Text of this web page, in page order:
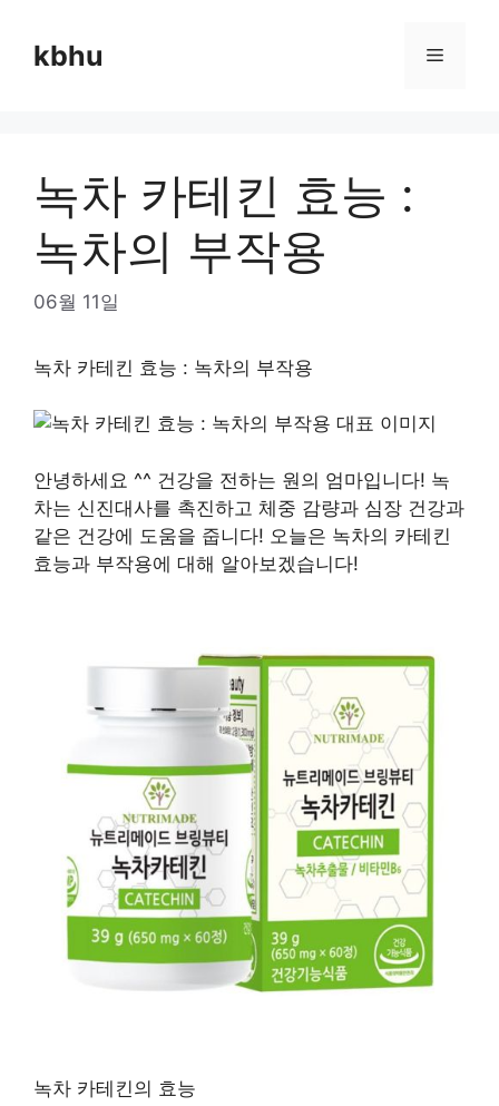
contentkbhu Menu
녹차 카테킨 효능 :
녹차의 부작용
06월 11일
녹차 카테킨 효능 : 녹차의 부작용
안녕하세요 ^^ 건강을 전하는 원의 엄마입니다! 녹
차는 신진대사를 촉진하고 체중 감량과 심장 건강과
같은 건강에 도움을 줍니다! 오늘은 녹차의 카테킨
효능과 부작용에 대해 알아보겠습니다!
녹차 카테킨의 효능